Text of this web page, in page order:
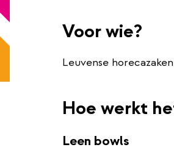
Voor wie?
Leuvense
Hoe werkt
Leen bowls